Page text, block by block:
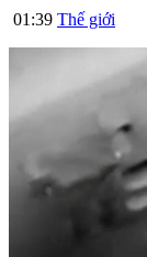
01:39 Thế giới